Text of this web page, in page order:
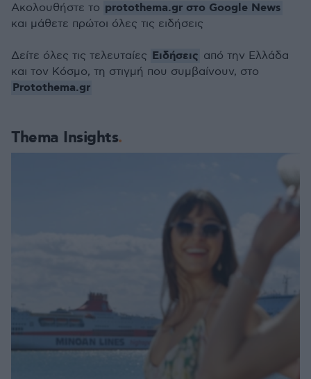
Thema Insights
Ακολουθήστε το protothema.gr στο Google News
και μάθετε πρώτοι όλες τις ειδήσεις
Δείτε όλες τις τελευταίες Ειδήσεις από την Ελλάδα
και τον Κόσμο, τη στιγμή που συμβαίνουν, στο
Protothema.gr